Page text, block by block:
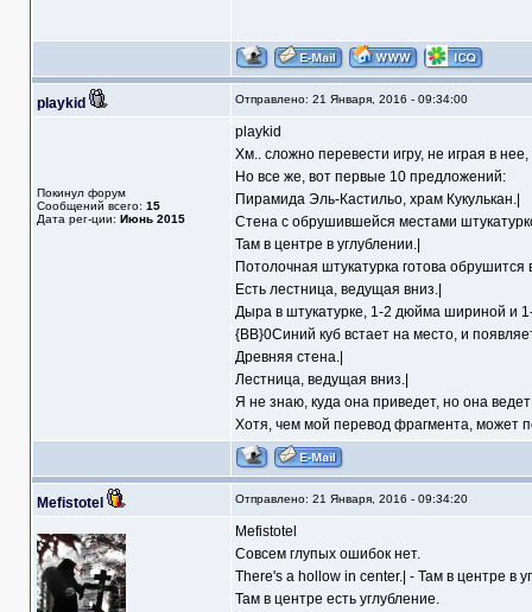
playkid Отправлено: 21 Января, 2016 - 09:34:00
Покинул форум
Сообщений всего: 15
Дата рег-ции: Июнь 2015
playkid
Хм.. сложно перевести игру, не играя в
Но все же, вот первые 10 предложений:
Пирамида Эль-Кастильо, храм Кукулькан.|
Стена с обрушившейся местами
Там в центре в углублении.|
Потолочная штукатурка готова обрушится
Есть лестница, ведущая вниз.|
Дыра в штукатурке, 1-2 дюйма шириной и
{BB}0Синий куб встает на место, и
Древняя стена.|
Лестница, ведущая вниз.|
Я не знаю, куда она приведет, но она ведет
Хотя, чем мой перевод фрагмента, может
Mefistotel Отправлено: 21 Января, 2016 - 09:34:20
Mefistotel
Совсем глупых ошибок нет.
There's a hollow in center.| - Там в центре в
Там в центре есть углубление.